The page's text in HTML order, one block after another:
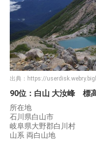
出典： https://
90位：白山 大汝峰 標
所在地
石川県白山市
岐阜県大野郡白川村
山系 両白山地